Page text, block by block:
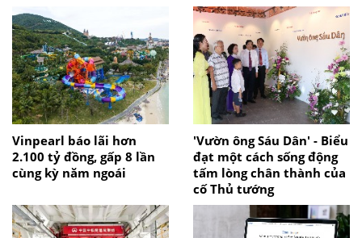
Vinpearl báo lãi hơn
2.100 tỷ đồng, gấp 8 lần
cùng kỳ năm ngoái
'Vườn ông Sáu Dân' - Biểu
đạt một cách sống động
tấm lòng chân thành của
cố Thủ tướng